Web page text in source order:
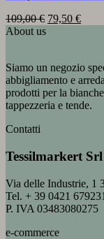
109,00€ Il
109,00 €.
79,50 €Il
About us
Siamo un negozio
abbigliamento e
prodotti per la
tappezzeria e tende.
Contatti
Tessilmarkert Srl
Via delle Industrie, 1
Tel. + 39 0421 679231
P. IVA 03483080275
e-commerce